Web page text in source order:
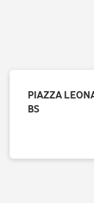
PIAZZA
BS